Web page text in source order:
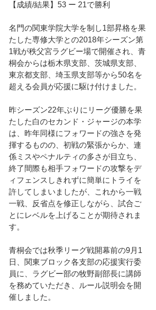
【成績/結果】53 ー 21で勝利
名門の関東学院大学を制し1部昇格を果
たした専修大学との2018年シーズン第
1戦が秩父宮ラグビー場で開催され、青
桐会からは栃木県支部、茨城県支部、
東京都支部、埼玉県支部等から50名を
超える会員が応援に駆け付けました。
昨シーズン22年ぶりにリーグ優勝を果
たした白のセカンド・ジャージの本学
は、昨年同様にフォワードの強さを発
揮するものの、初戦の緊張からか、連
係ミスやペナルティの多さが目立ち、
終了間際も相手フォワードの攻撃をデ
ィフェンスしきれずに簡単にトライを
許してしまいましたが、これから一戦
一戦、反省点を修正しながら、試合ご
とにレベルを上げることが期待されま
す。
青桐会では秋季リーグ戦開幕前の9月1
日、関東ブロック各支部の応援実行委
員に、ラグビー部の牧野副部長に講師
を務めていただき、ルール説明会を開
催しました。